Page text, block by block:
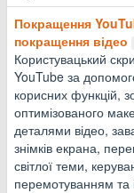
Покращення
покращення відео
Користувацький
YouTube за
корисних функцій,
оптимізованого
деталями відео,
знімків екрана,
світлої теми,
перемотуванням та